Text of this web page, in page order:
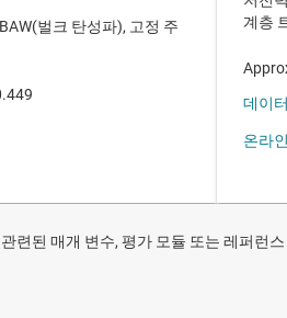
련된 매개 변수, 평가 모듈 또는 레퍼런스